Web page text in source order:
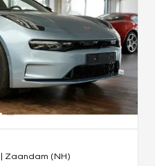
| Zaandam (NH)